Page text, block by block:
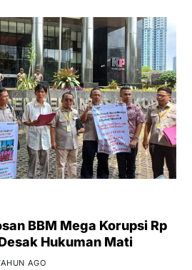
BBM Mega Korupsi Rp
Hukuman Mati
AGO